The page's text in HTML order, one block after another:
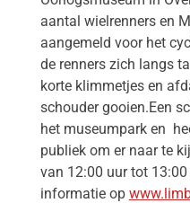
aantal wielrenners en
aangemeld voor het
de renners zich langs
korte klimmetjes en
schouder gooien.Een
het museumpark en
publiek om er naar te
van 12:00 uur tot
informatie op